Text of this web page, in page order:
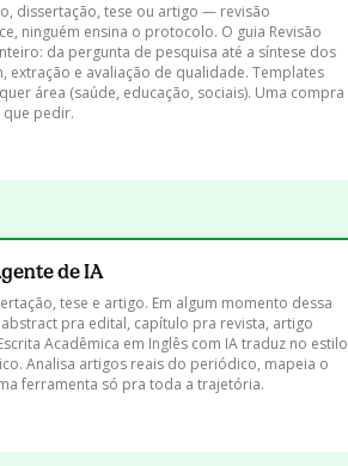
dissertação, tese ou artigo — revisão
ninguém ensina o protocolo. O guia Revisão
da pergunta de pesquisa até a síntese dos
e avaliação de qualidade. Templates
área (saúde, educação, sociais). Uma compra
pedir.
de IA
tese e artigo. Em algum momento dessa
pra edital, capítulo pra revista, artigo
Acadêmica em Inglês com IA traduz no estilo
Analisa artigos reais do periódico, mapeia o
ferramenta só pra toda a trajetória.